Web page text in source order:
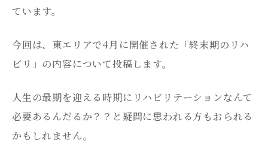
ています。
今回は、東エリアで4月に開催された「終末期のリハ
ビリ」の内容について投稿します。
人生の最期を迎える時期にリハビリテーションなんて
必要あるんだるか？？と疑問に思われる方もおられる
かもしれません。